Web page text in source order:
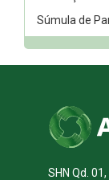
Súmula de
SHN Qd.